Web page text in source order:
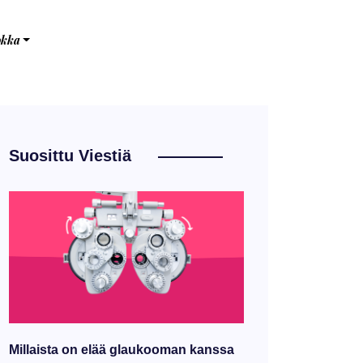
Suosittu Viestiä
Millaista on elää glaukooman kanssa